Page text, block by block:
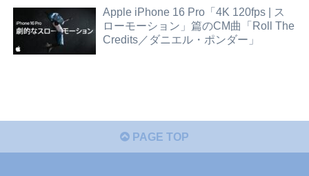
Apple iPhone 16 Pro「4K 120fps | ス
ローモーション」篇のCM曲「Roll The
Credits／ダニエル・ポンダー」
PAGE TOP